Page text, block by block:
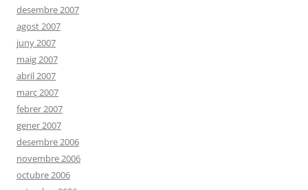
desembre 2007
agost 2007
juny 2007
maig 2007
abril 2007
març 2007
febrer 2007
gener 2007
desembre 2006
novembre 2006
octubre 2006